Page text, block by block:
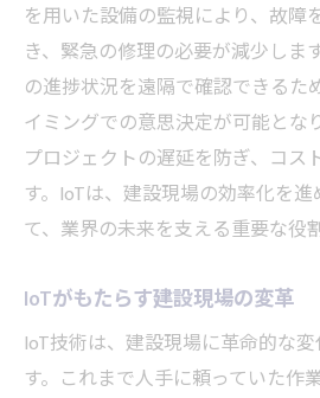
を用いた設備の監視により、故障
き、緊急の修理の必要が減少しま
の進捗状況を遠隔で確認できるた
イミングでの意思決定が可能とな
プロジェクトの遅延を防ぎ、コス
す。IoTは、建設現場の効率化を
て、業界の未来を支える重要な役
IoTがもたらす建設現場の変革
IoT技術は、建設現場に革命的な
す。これまで人手に頼っていた作